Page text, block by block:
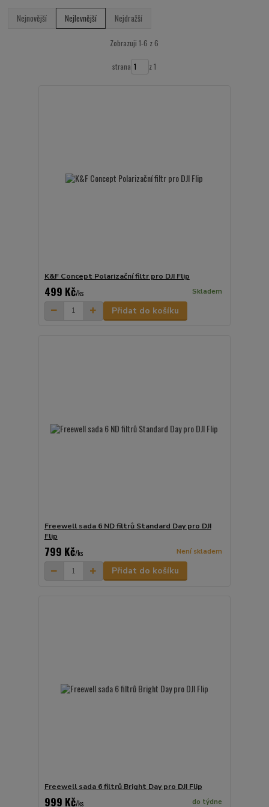
Nejnovější Nejlevnější Nejdražší
Zobrazuji 1-6 z 6
strana z 1
K&F Concept Polarizační filtr pro DJI Flip
499 Kč/ks Skladem
Přidat do košíku
Freewell sada 6 ND filtrů Standard Day pro DJI
Flip
799 Kč/ks Není skladem
Přidat do košíku
Freewell sada 6 filtrů Bright Day pro DJI Flip
999 Kč/ks do týdne